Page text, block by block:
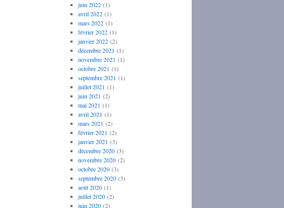
juin 2022(1)
avril 2022(1)
mars 2022(1)
février 2022(1)
janvier 2022(2)
décembre 2021 (1)
novembre 2021 (1)
octobre 2021 (1)
septembre 2021 (1)
juillet 2021 (1)
juin 2021 (2)
mai 2021 (1)
avril 2021 (1)
mars 2021 (2)
février 2021 (2)
janvier 2021 (3)
décembre 2020(3)
novembre 2020(2)
octobre 2020(3)
septembre 2020(3)
août 2020(1)
juillet 2020(2)
juin 2020(2)